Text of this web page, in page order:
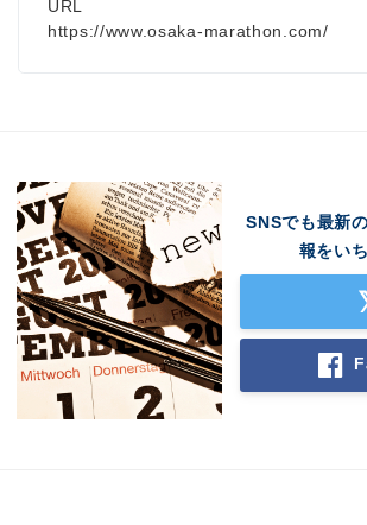
URL
https://www.osaka-marathon.com/
SNSでも最新
報をい